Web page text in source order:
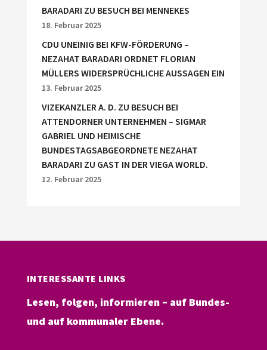
BARADARI ZU BESUCH BEI MENNEKES
18. Februar 2025
CDU UNEINIG BEI KFW-FÖRDERUNG –
NEZAHAT BARADARI ORDNET FLORIAN
MÜLLERS WIDERSPRÜCHLICHE AUSSAGEN EIN
13. Februar 2025
VIZEKANZLER A. D. ZU BESUCH BEI
ATTENDORNER UNTERNEHMEN – SIGMAR
GABRIEL UND HEIMISCHE
BUNDESTAGSABGEORDNETE NEZAHAT
BARADARI ZU GAST IN DER VIEGA WORLD.
12. Februar 2025
INTERESSANTE LINKS
Lesen, folgen, informieren – auf Bundes-
und auf kommunaler Ebene.